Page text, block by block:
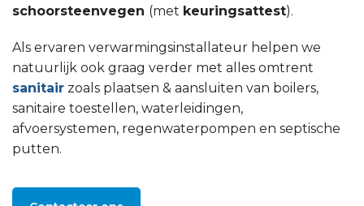
schoorsteenvegen (met keuringsattest).
Als ervaren verwarmingsinstallateur helpen we
natuurlijk ook graag verder met alles omtrent
sanitair zoals plaatsen & aansluiten van boilers,
sanitaire toestellen, waterleidingen,
afvoersystemen, regenwaterpompen en septische
putten.